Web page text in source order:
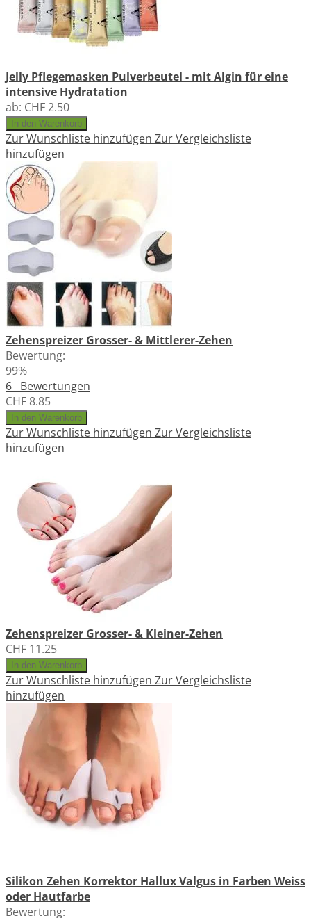
Jelly Pflegemasken Pulverbeutel - mit Algin für eine
intensive Hydratation
ab: CHF 2.50
In den Warenkorb
Zur Wunschliste hinzufügen Zur Vergleichsliste
hinzufügen
Zehenspreizer Grosser- & Mittlerer-Zehen
Bewertung:
99%
6 Bewertungen
CHF 8.85
In den Warenkorb
Zur Wunschliste hinzufügen Zur Vergleichsliste
hinzufügen
Zehenspreizer Grosser- & Kleiner-Zehen
CHF 11.25
In den Warenkorb
Zur Wunschliste hinzufügen Zur Vergleichsliste
hinzufügen
Silikon Zehen Korrektor Hallux Valgus in Farben Weiss
oder Hautfarbe
Bewertung: